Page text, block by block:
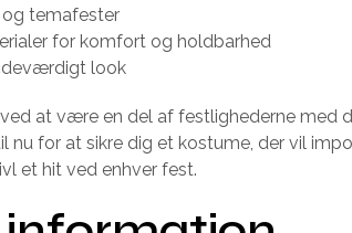
temafester
for komfort og holdbarhed
look
at være en del af festlighederne med
nu for at sikre dig et kostume, der vil
et hit ved enhver fest.